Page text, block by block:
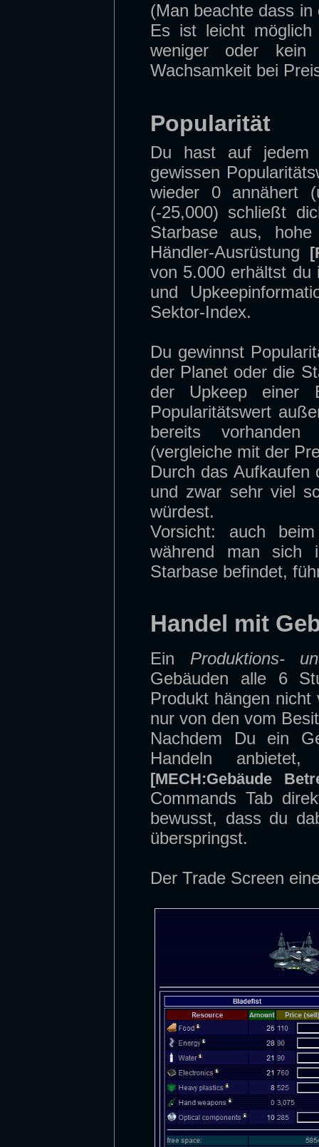
(Man beachte dass
Es ist leicht
weniger oder
Wachsamkeit bei
Popularität
Du hast auf jedem
gewissen
wieder 0 annähert
(-25,000) schließt
Starbase aus,
Händler-Ausrüstung
von 5.000 erhältst du
und
Sektor-Index.
Du gewinnst
der Planet oder die
der Upkeep einer
Popularitätswert
bereits vorhanden
(vergleiche mit der
Durch das Aufkaufen
und zwar sehr viel
würdest.
Vorsicht: auch
während man sich
Starbase befindet,
Handel mit
Ein Produktions-
Gebäuden alle 6
Produkt hängen
nur von den vom
Nachdem Du ein
Handeln
[MECH:Gebäude
Commands Tab
bewusst, dass du
überspringst.
Der Trade Screen